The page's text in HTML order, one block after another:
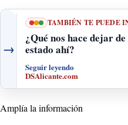
→
TAMBIÉN TE PUEDE
¿Qué nos hace dejar
estado ahí?
Seguir leyendo
DSAlicante.com
Amplía la información